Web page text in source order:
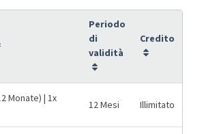
Periodo
di
validità
Credito
Monate) | 1x
12 Mesi Illimitato